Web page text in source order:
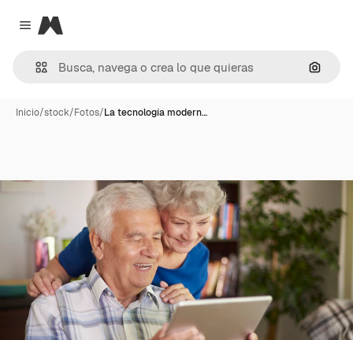
Close menu
Magnific
Inicio/stock/Fotos/La tecnología modern…